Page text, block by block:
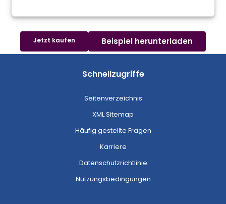
Jetzt kaufen Beispiel herunterladen
Schnellzugriffe
Seitenverzeichnis
XML Sitemap
Häufig gestellte Fragen
Karriere
Datenschutzrichtlinie
Nutzungsbedingungen